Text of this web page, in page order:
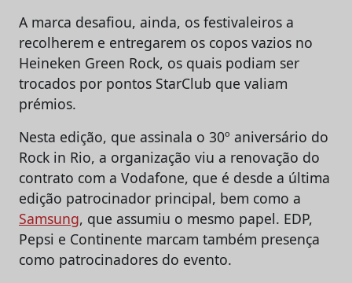
A marca desafiou, ainda, os festivaleiros a
recolherem e entregarem os copos vazios no
Heineken Green Rock, os quais podiam ser
trocados por pontos StarClub que valiam
prémios.
Nesta edição, que assinala o 30º aniversário do
Rock in Rio, a organização viu a renovação do
contrato com a Vodafone, que é desde a última
edição patrocinador principal, bem como a
Samsung, que assumiu o mesmo papel. EDP,
Pepsi e Continente marcam também presença
como patrocinadores do evento.